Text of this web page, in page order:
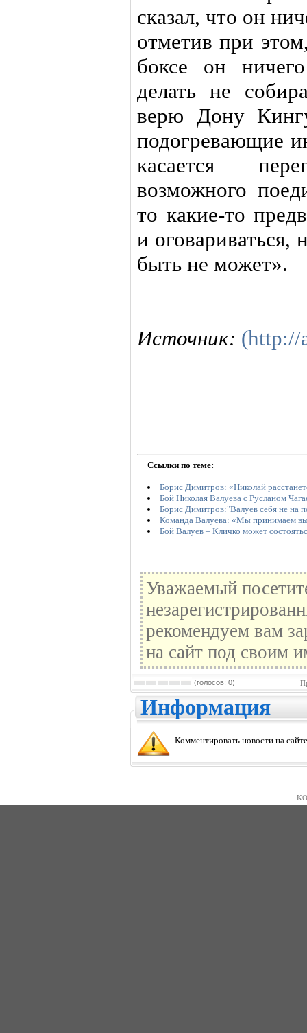
сказал, что он
отметив при
боксе он
делать не
верю Дону
подогревающие
касается
возможного
то какие-то
и оговариваться,
быть не может».
Источник: (http://
Ссылки по теме:
Борис Димитров: «Николай
Бой Николая Валуева с Русланом
Борис Димитров:"Валуев себя не на
Команда Валуева: «Мы принимаем
Бой Валуев – Кличко может
Уважаемый
рекомендуем вам
на сайт под своим
(голосов: 0)
Информация
Комментировать новости на